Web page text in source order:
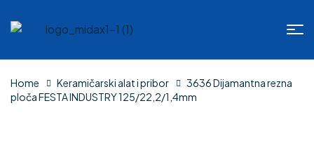
Home Keramičarski alat i pribor
3636 Dijamantna rezna
ploča FESTA INDUSTRY 125/22,2/1,4mm